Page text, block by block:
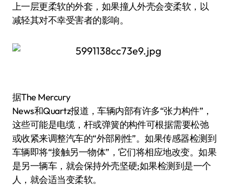
上一层更柔软的外套，如果撞人外壳会变柔软，以
减轻其对不幸受害者的影响。
据The Mercury
News和Quartz报道，车辆内部有许多“张力构件”，
这些可能是电缆，杆或弹簧的构件可根据需要松弛
或收紧来调整汽车的“外部刚性”。如果传感器检测到
车辆即将“接触另一物体”，它们将相应地改变。如果
是另一辆车，就会保持外壳坚硬;如果检测到是一个
人，就会适当变柔软。